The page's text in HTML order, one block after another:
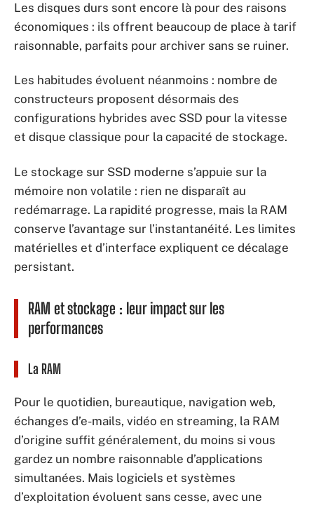
Les disques durs sont encore là pour des raisons
économiques : ils offrent beaucoup de place à tarif
raisonnable, parfaits pour archiver sans se ruiner.
Les habitudes évoluent néanmoins : nombre de
constructeurs proposent désormais des
configurations hybrides avec SSD pour la vitesse
et disque classique pour la capacité de stockage.
Le stockage sur SSD moderne s’appuie sur la
mémoire non volatile : rien ne disparaît au
redémarrage. La rapidité progresse, mais la RAM
conserve l’avantage sur l’instantanéité. Les limites
matérielles et d’interface expliquent ce décalage
persistant.
RAM et stockage : leur impact sur les
performances
La RAM
Pour le quotidien, bureautique, navigation web,
échanges d’e-mails, vidéo en streaming, la RAM
d’origine suffit généralement, du moins si vous
gardez un nombre raisonnable d’applications
simultanées. Mais logiciels et systèmes
d’exploitation évoluent sans cesse, avec une